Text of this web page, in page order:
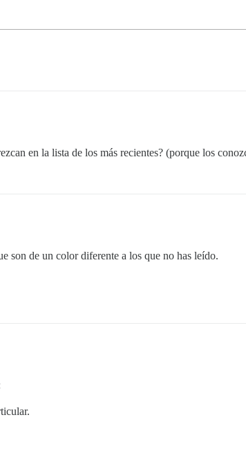
en la lista de los más recientes? (porque los
son de un color diferente a los que no has leído.